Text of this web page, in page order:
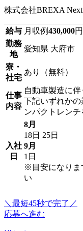
株式会社BREXA Next
給与 月収例430,000円
勤務
地
愛知県 大府市
寮・
社宅
あり（無料）
仕事
内容
自動車製造に伴
下記いずれか
ンパクトレンチ
入社
日
8月
18日 25日
9月
1日
※目安になりま
い
＼最短45秒で完了／
応募へ進む